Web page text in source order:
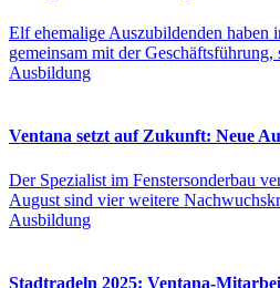
Elf ehemalige Auszubildenden haben
gemeinsam mit der
Ausbildung
Ventana setzt auf Zukunft: Neue
Der Spezialist im Fenstersonderbau
August sind vier weitere
Ausbildung
Stadtradeln 2025: Ventana-